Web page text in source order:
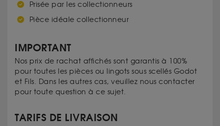
Prisée par les collectionneurs
Pièce idéale collectionneur
IMPORTANT
Nos prix de rachat affichés sont garantis à 100%
pour toutes les pièces ou lingots sous scellés Godot
et Fils. Dans les autres cas, veuillez nous contacter
pour toute question à ce sujet.
TARIFS DE LIVRAISON